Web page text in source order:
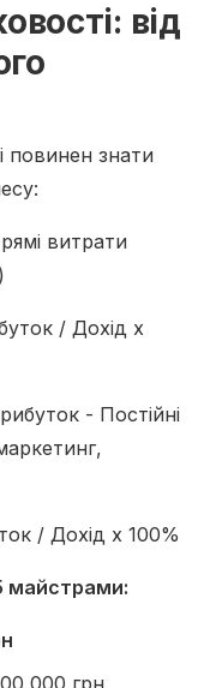
від
повинен знати
витрати
/ Дохід x
- Постійні
/ Дохід x 100%
майстрами:
000 грн